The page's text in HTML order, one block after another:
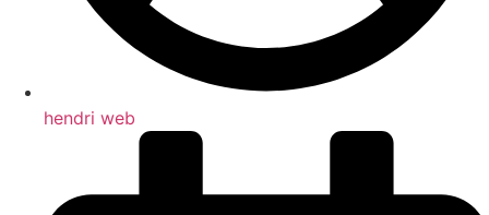
hendri web